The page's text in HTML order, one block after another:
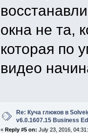
окна не та,
которая по
видео
Re: Куча глюков в
v6.0.1607.15 Business
« Reply #5 on: July 23, 2016,